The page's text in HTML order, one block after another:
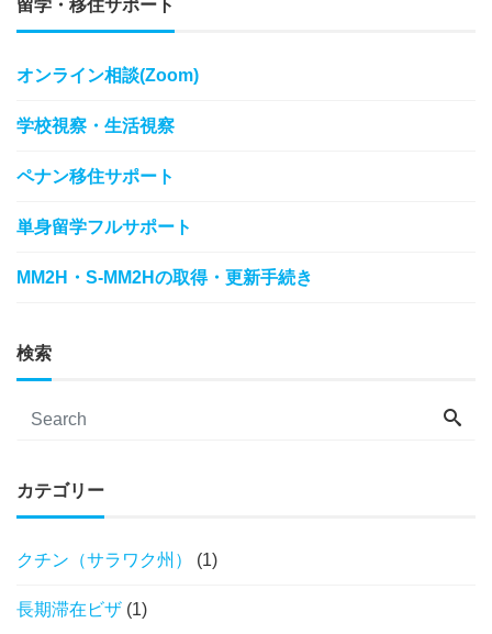
留学・移住サポート
オンライン相談(Zoom)
学校視察・生活視察
ペナン移住サポート
単身留学フルサポート
MM2H・S-MM2Hの取得・更新手続き
検索
カテゴリー
クチン（サラワク州） (1)
長期滞在ビザ (1)